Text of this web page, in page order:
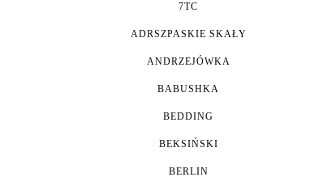
7TC
ADRSZPASKIE SKAŁY
ANDRZEJÓWKA
BABUSHKA
BEDDING
BEKSIŃSKI
BERLIN